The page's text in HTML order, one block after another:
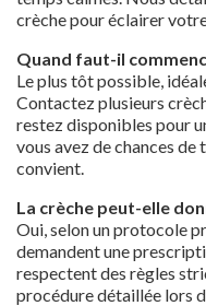
crèche pour éclairer
Quand faut-il
Le plus tôt possible,
Contactez plusieurs
restez disponibles pour
vous avez de chances de
convient.
La crèche peut-elle
Oui, selon un protocole
demandent une
respectent des règles
procédure détaillée lors